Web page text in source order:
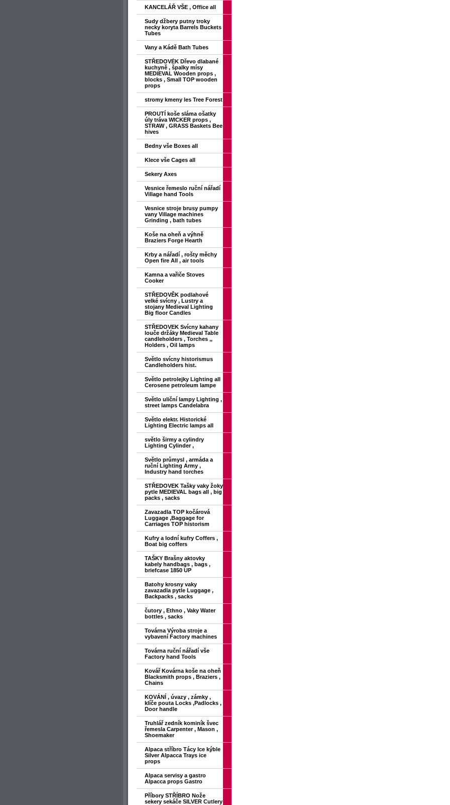
KANCELÁŘ VŠE , Office all
Sudy džbery putny troky
necky koryta Barrels Buckets
Tubes
Vany a Kádě Bath Tubes
STŘEDOVĖK Dřevo dlabané
kuchyně , špalky mísy
MEDIEVAL Wooden props ,
blocks , Small TOP wooden
props
stromy kmeny les Tree Forest
PROUTÍ koše sláma ošatky
úly tráva WICKER props ,
STRAW , GRASS Baskets Bee
hives
Bedny vše Boxes all
Klece vše Cages all
Sekery Axes
Vesnice řemeslo ruční nářadí
Village hand Tools
Vesnice stroje brusy pumpy
vany Village machines
Grinding , bath tubes
Koše na oheň a výhně
Braziers Forge Hearth
Krby a nářadí , rošty měchy
Open fire All , air tools
Kamna a vařiče Stoves
Cooker
STŘEDOVĚK podlahové
velké svícny , Lustry a
stojany Medieval Lighting
Big floor Candles
STŘEDOVEK Svícny kahany
louče držáky Medieval Table
candleholders , Torches ,,
Holders , Oil lamps
Světlo svícny historismus
Candleholders hist.
Světlo petrolejky Lighting all
Cerosene petroleum lampe
Světlo uliční lampy Lighting ,
street lamps Candelabra
Světlo elektr. Historické
Lighting Electric lamps all
světlo širmy a cylindry
Lighting Cylinder ,
Světlo průmysl , armáda a
ruční Lighting Army ,
Industry hand torches
STŘEDOVEK Tašky vaky žoky
pytle MEDIEVAL bags all , big
packs , sacks
Zavazadla TOP kočárová
Luggage ,Baggage for
Carriages TOP historism
Kufry a lodní kufry Coffers ,
Boat big coffers
TAŠKY Brašny aktovky
kabely handbags , bags ,
briefcase 1850 UP
Batohy krosny vaky
zavazadla pytle Luggage ,
Backpacks , sacks
čutory , Ethno , Vaky Water
bottles , sacks
Továrna Výroba stroje a
vybavení Factory machines
Továrna ruční nářadí vše
Factory hand Tools
Kovář Kovárna koše na oheň
Blacksmith props , Braziers ,
Chains
KOVÁNÍ , úvazy , zámky ,
klíče pouta Locks ,Padlocks ,
Door handle
Truhlář zedník kominík švec
řemesla Carpenter , Mason ,
Shoemaker
Alpaca stříbro Tácy Ice kýble
Silver Alpacca Trays ice
props
Alpaca servisy a gastro
Alpacca props Gastro
Příbory STŘÍBRO Nože
sekery sekáče SILVER Cutlery